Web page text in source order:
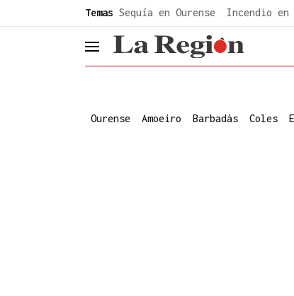
Temas Sequía en Ourense Incendio
header.menu.open
Ourense Amoeiro Barbadás Coles